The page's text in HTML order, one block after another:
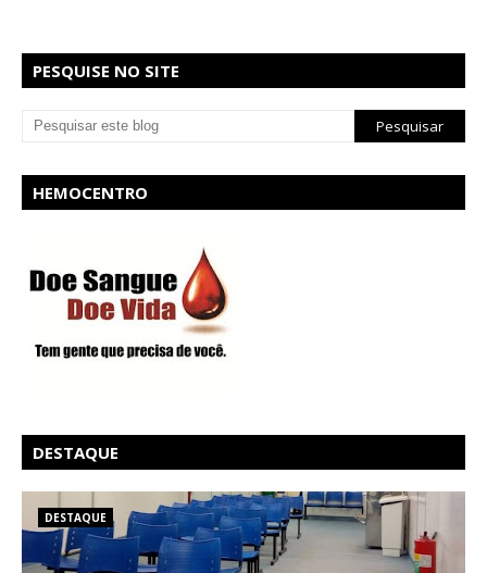
PESQUISE NO SITE
HEMOCENTRO
DESTAQUE
DESTAQUE